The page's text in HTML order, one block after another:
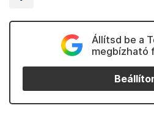
Állítsd be a
megbízható